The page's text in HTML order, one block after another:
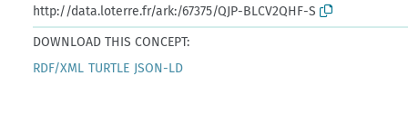
http://data.loterre.fr/ark:/67375/QJP-BLCV2QHF-S
DOWNLOAD THIS CONCEPT:
RDF/XML TURTLE JSON-LD